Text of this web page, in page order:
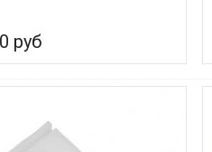
руб